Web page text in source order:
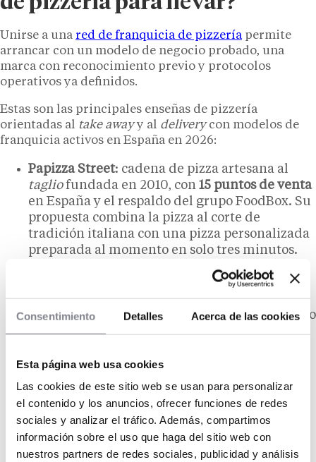
Consentimiento Detalles Acerca de las cookies
Esta página web usa cookies
Las cookies de este sitio web se usan para personalizar
el contenido y los anuncios, ofrecer funciones de redes
sociales y analizar el tráfico. Además, compartimos
información sobre el uso que haga del sitio web con
nuestros partners de redes sociales, publicidad y análisis
Unirse a una red de franquicia de pizzería permite
arrancar con un modelo de negocio probado, una
marca con reconocimiento previo y protocolos
operativos ya definidos.
Estas son las principales enseñas de pizzería
orientadas al take awayy al deliverycon modelos de
franquicia activos en España en 2026:
Papizza Street: cadena de pizza artesana al
tagliofundada en 2010, con 15 puntos de venta
en España y el respaldo del grupo FoodBox. Su
propuesta combina la pizza al corte de
tradición italiana con una pizza personalizada
preparada al momento en solo tres minutos.
(canon de entrada:
). Aportación propia recomendada:
70.000 €.
Domino’s Pizza
: referencia mundial del reparto
de pizzas a domicilio, con más de20.000
de400 locales en España
Grupo Alsea desde 2014 y destaca por su
apuesta tecnológica en la gestión de pedidos y
el seguimiento de entregas. Inversión total:
desde 350.000 €
(canon de entrada:
Superficie mínima del local: